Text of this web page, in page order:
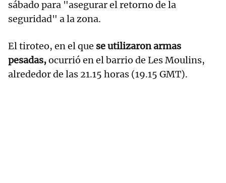
sábado para "asegurar el retorno de la
seguridad" a la zona.
El tiroteo, en el que se utilizaron armas
pesadas,ocurrió en el barrio de Les Moulins,
alrededor de las 21.15 horas (19.15 GMT).